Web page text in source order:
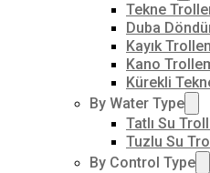
Tekne
Duba
Kayık
Kano
Kürekli
By Water Type
Tatlı Su
Tuzlu Su
By Control Type